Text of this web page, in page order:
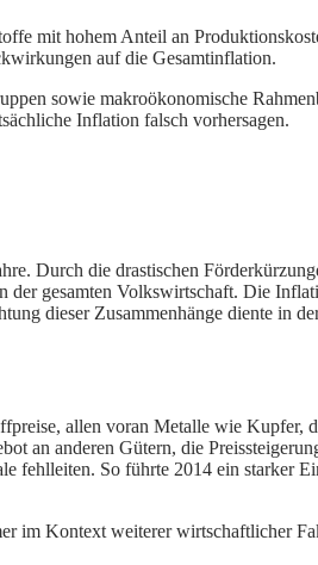
mit hohem Anteil an
auf die Gesamtinflation.
sowie makroökonomische
Inflation falsch vorhersagen.
Durch die drastischen
der gesamten Volkswirtschaft. Die
dieser Zusammenhänge diente in
allen voran Metalle wie Kupfer,
an anderen Gütern, die
fehlleiten. So führte 2014 ein starker
im Kontext weiterer wirtschaftlicher